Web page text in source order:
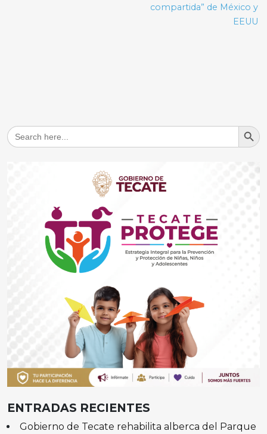
compartida” de México y
EEUU
Search
for:
Search
ENTRADAS RECIENTES
Gobierno de Tecate rehabilita alberca del Parque